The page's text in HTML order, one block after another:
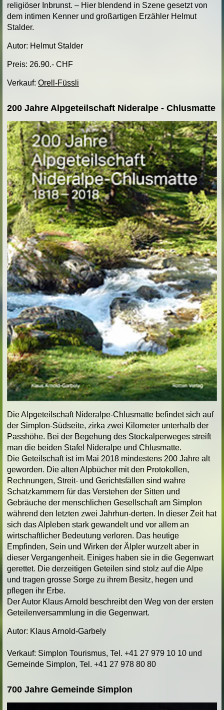
religiöser Inbrunst. – Hier blendend in Szene gesetzt von
dem intimen Kenner und großartigen Erzähler Helmut
Stalder.
Autor: Helmut Stalder
Preis: 26.90.- CHF
Verkauf: Orell-Füssli
200 Jahre Alpgeteilschaft Nideralpe - Chlusmatte
Die Alpgeteilschaft Nideralpe-Chlusmatte befindet sich auf
der Simplon-Südseite, zirka zwei Kilometer unterhalb der
Passhöhe. Bei der Begehung des Stockalperweges streift
man die beiden Stafel Nideralpe und Chlusmatte.
Die Geteilschaft ist im Mai 2018 mindestens 200 Jahre alt
geworden. Die alten Alpbücher mit den Protokollen,
Rechnungen, Streit- und Gerichtsfällen sind wahre
Schatzkammern für das Verstehen der Sitten und
Gebräuche der menschlichen Gesellschaft am Simplon
während den letzten zwei Jahrhun-derten. In dieser Zeit hat
sich das Alpleben stark gewandelt und vor allem an
wirtschaftlicher Bedeutung verloren. Das heutige
Empfinden, Sein und Wirken der Älpler wurzelt aber in
dieser Vergangenheit. Einiges haben sie in die Gegenwart
gerettet. Die derzeitigen Geteilen sind stolz auf die Alpe
und tragen grosse Sorge zu ihrem Besitz, hegen und
pflegen ihr Erbe.
Der Autor Klaus Arnold beschreibt den Weg von der ersten
Geteilenversammlung in die Gegenwart.
Autor: Klaus Arnold-Garbely
Verkauf: Simplon Tourismus, Tel. +41 27 979 10 10 und
Gemeinde Simplon, Tel. +41 27 978 80 80
700 Jahre Gemeinde Simplon